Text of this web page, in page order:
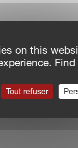
en
précis
offre une
on this
Tout refuser